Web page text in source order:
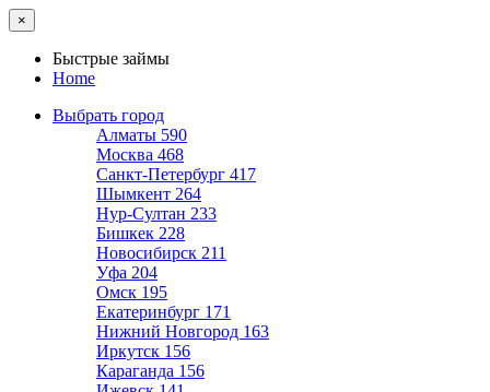
×
Быстрые займы
Home
Выбрать город
Алматы 590
Москва 468
Санкт-Петербург 417
Шымкент 264
Нур-Султан 233
Бишкек 228
Новосибирск 211
Уфа 204
Омск 195
Екатеринбург 171
Нижний Новгород 163
Иркутск 156
Караганда 156